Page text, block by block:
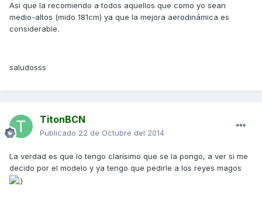
Asi que la recomiendo a todos aquellos que como yo sean
medio-altos (mido 181cm) ya que la mejora aerodinámica es
considerable.
saludosss
TitonBCN
Publicado 22 de Octubre del 2014
La verdad es que lo tengo clarísimo que se la pongo, a ver si me
decido por el modelo y ya tengo que pedirle a los reyes magos